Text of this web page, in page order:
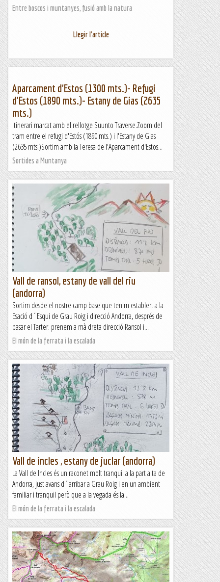
Entre boscos i muntanyes, fusió amb la natura
Llegir l'article
Aparcament d'Estos (1300 mts.)- Refugi
d'Estos (1890 mts.)- Estany de Gias (2635
mts.)
Itinerari marcat amb el rellotge Suunto Traverse.Zoom del
tram entre el refugi d'Estós (1890 mts.) i l'Estany de Gias
(2635 mts.)Sortim amb la Teresa de l'Aparcament d'Estos...
Sortides a Muntanya
Vall de ransol, estany de vall del riu
(andorra)
Sortim desde el nostre camp base que tenim establert a la
Esació d´Esqui de Grau Roig i direcció Andorra, després de
pasar el Tarter. prenem a mà dreta direcció Ransol i...
El món de la ferrata i la escalada
Vall de incles , estany de juclar (andorra)
La Vall de Incles és un raconet molt tranquil a la part alta de
Andorra, just avans d´arribar a Grau Roig i en un ambient
familiar i tranquil però que a la vegada és la...
El món de la ferrata i la escalada